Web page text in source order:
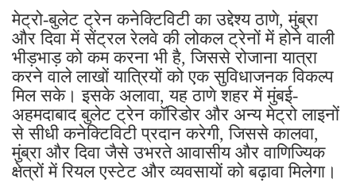
मेट्रो-बुलेट ट्रेन कनेक्टिविटी का उद्देश्य ठाणे, मुंब्रा
और दिवा में सेंट्रल रेलवे की लोकल ट्रेनों में होने वाली
भीड़भाड़ को कम करना भी है, जिससे रोजाना यात्रा
करने वाले लाखों यात्रियों को एक सुविधाजनक विकल्प
मिल सके। इसके अलावा, यह ठाणे शहर में मुंबई-
अहमदाबाद बुलेट ट्रेन कॉरिडोर और अन्य मेट्रो लाइनों
से सीधी कनेक्टिविटी प्रदान करेगी, जिससे कालवा,
मुंब्रा और दिवा जैसे उभरते आवासीय और वाणिज्यिक
क्षेत्रों में रियल एस्टेट और व्यवसायों को बढ़ावा मिलेगा।